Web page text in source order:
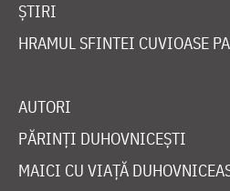
ȘTIRI
HRAMUL SFINTEI CUVIOASE
AUTORI
PĂRINȚI DUHOVNICEȘTI
MAICI CU VIAȚĂ